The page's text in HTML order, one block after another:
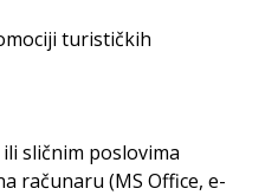
turističkih
sličnim poslovima
računaru (MS Office, e-